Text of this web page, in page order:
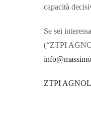
capacità
Se sei
(“ZTPI
ZTPI